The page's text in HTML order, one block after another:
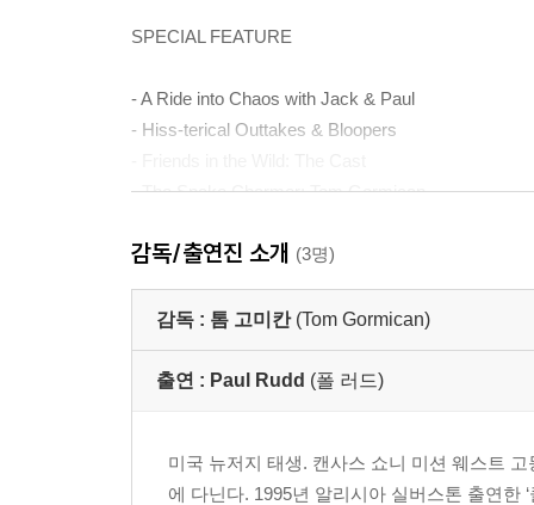
SPECIAL FEATURE
- A Ride into Chaos with Jack & Paul
- Hiss-terical Outtakes & Bloopers
- The Snake Charmer: Tom Gormican
- Deleted & Extended Scenes
감독/출연진 소개 (3명)
감독 : 톰 고미칸 (Tom Gormican)
출연 : Paul Rudd (폴 러드)
미국 뉴저지 태생. 캔사스 쇼니 미션 웨스트
에 다닌다. 1995년 알리시아 실버스톤 출연한